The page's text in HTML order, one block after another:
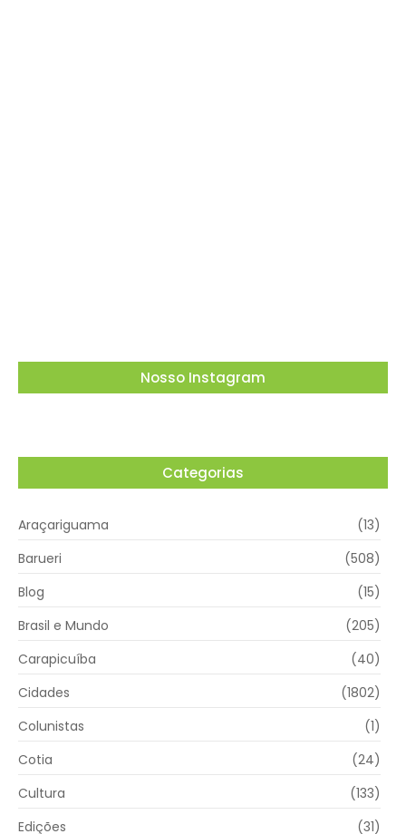
Nosso Instagram
Categorias
Araçariguama
(13)
Barueri
(508)
Blog
(15)
Brasil e Mundo
(205)
Carapicuíba
(40)
Cidades
(1802)
Colunistas
(1)
Cotia
(24)
Cultura
(133)
Edições
(31)